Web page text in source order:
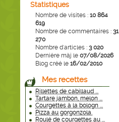
Statistiques
Nombre de visites : 10 864
619
Nombre de commentaires : 31
270
Nombre d'articles : 3 020
Dernière màj le 07/08/2026
Blog créé le 16/02/2010
Mes recettes
Rillettes de cabillaud ...
Tartare jambon, melon ...
Courgettes à la bologn ...
Pizza au gorgonzola.
Roulé de courgettes au ...